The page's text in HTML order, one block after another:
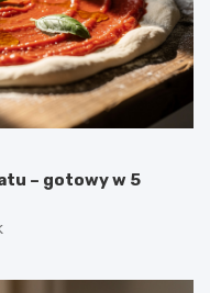
– gotowy w 5